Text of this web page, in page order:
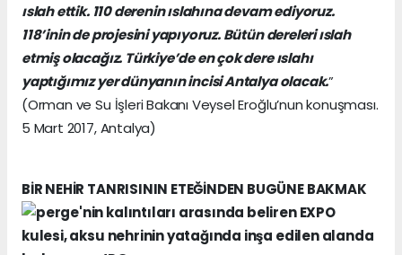
ıslah ettik. 110 derenin ıslahına devam ediyoruz.
118’inin de projesini yapıyoruz. Bütün dereleri ıslah
etmiş olacağız. Türkiye’de en çok dere ıslahı
yaptığımız yer dünyanın incisi Antalya olacak.”
(Orman ve Su İşleri Bakanı Veysel Eroğlu’nun konuşması.
5 Mart 2017, Antalya)
BİR NEHİR TANRISININ ETEĞİNDEN BUGÜNE BAKMAK